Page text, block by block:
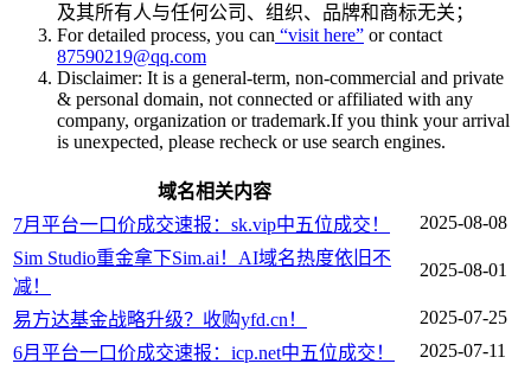
及其所有人与任何公司、组织、品牌和商标无关；
For detailed process, you can “visit here” or contact
87590219@qq.com
Disclaimer: It is a general-term, non-commercial and private
& personal domain, not connected or affiliated with any
company, organization or trademark.If you think your arrival
is unexpected, please recheck or use search engines.
域名相关内容
7月平台一口价成交速报：sk.vip中五位成交！
2025-08-08
Sim Studio重金拿下Sim.ai！AI域名热度依旧不
减！
2025-08-01
易方达基金战略升级？收购yfd.cn！
2025-07-25
6月平台一口价成交速报：icp.net中五位成交！
2025-07-11